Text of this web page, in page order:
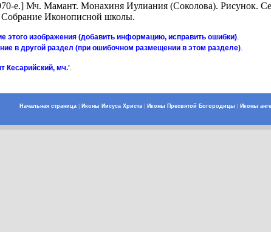
е.] Мч. Мамант. Монахиня Иулиания (Соколова). Рисунок.
Иконописной школы.
этого изображения (добавить информацию, исправить ошибки).
в другой раздел (при ошибочном размещении в этом разделе).
Кесарийский, мч.'.
Начальная страница Иконы Иисуса Христа Иконы Пресвятой Богородицы Иконы